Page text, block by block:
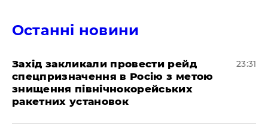
Останні новини
​Захід закликали провести рейд
спецпризначення в Росію з метою
знищення північнокорейських
ракетних установок
23:31